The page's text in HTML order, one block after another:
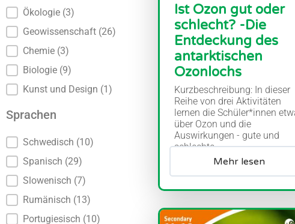
Ökologie (3)
Geowissenschaft (26)
Chemie (3)
Biologie (9)
Kunst und Design (1)
Sprachen
Sprachen
Schwedisch (10)
Spanisch (29)
Slowenisch (7)
Rumänisch (13)
Portugiesisch (10)
Ist Ozon gut oder
schlecht? -Die
Entdeckung des
antarktischen
Ozonlochs
Kurzbeschreibung: In dieser
Reihe von drei Aktivitäten
lernen die Schüler*innen
über Ozon und die
Auswirkungen - gute und
schlechte...
Mehr lesen